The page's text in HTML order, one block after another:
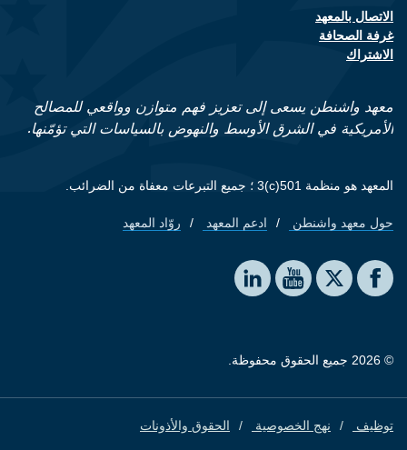
Footer contact links
الاتصال بالمعهد
غرفة الصحافة
الاشتراك
معهد واشنطن يسعى إلى تعزيز فهم متوازن وواقعي للمصالح
الأمريكية في الشرق الأوسط والنهوض بالسياسات التي تؤمّنها.
المعهد هو منظمة 501(c)3 ؛ جميع التبرعات معفاة من الضرائب.
Footer quick links
حول معهد واشنطن ادعم المعهد روّاد المعهد
Social media
The Washington Institute on Facebook
The Washington Institute on X
The Washington Institute on YouTube
The Washington Institute on LinkedIn
© 2026 جميع الحقوق محفوظة.
Footer
توظيف نهج الخصوصية الحقوق والأذونات